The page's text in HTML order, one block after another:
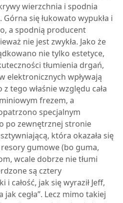
wierzchnia i spodnia
się łukowato wypukła i
a spodnią producent
nie jest zwykła. Jako że
nie tylko estetyce,
tłumienia drgań,
elektronicznych wpływają
tego właśnie względu cała
frezem, a
specjalnym
po zewnętrznej stronie
która okazała się
gumowe (bo guma,
wcale dobrze nie tłumi
są cztery
całość, jak się wyraził Jeff,
cegła”. Lecz mimo takiej